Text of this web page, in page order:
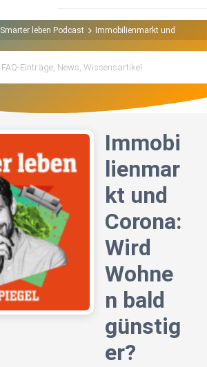
Smarter leben Podcast Immobilienmarkt und
Immobi
lienmar
kt und
Corona:
Wird
Wohne
n bald
günstig
er?